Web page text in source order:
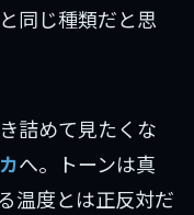
同じ種類だと思
詰めて見たくな
へ。トーンは真
温度とは正反対だ